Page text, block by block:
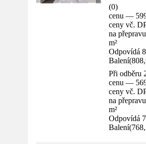
(0)
cenu —
ceny vč.
na
m²
Odpovídá
Balení(
Při odběru
cenu —
ceny vč.
na
m²
Odpovídá
Balení(